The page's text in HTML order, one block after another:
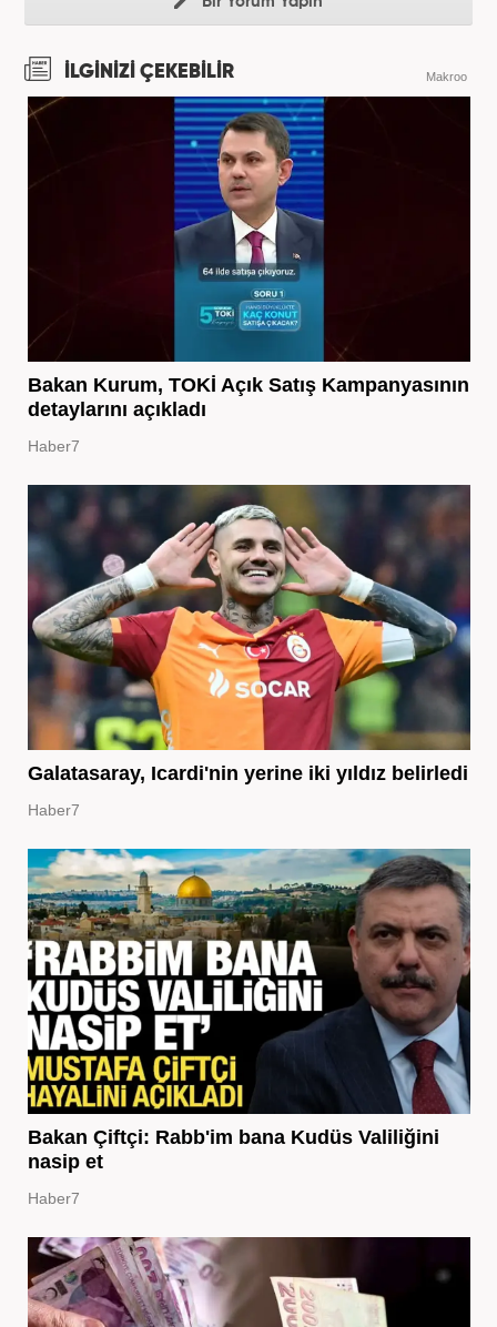
İLGİNİZİ ÇEKEBİLİR Makroo
Bakan Kurum, TOKİ Açık Satış Kampanyasının
detaylarını açıkladı
Haber7
Galatasaray, Icardi'nin yerine iki yıldız belirledi
Haber7
Bakan Çiftçi: Rabb'im bana Kudüs Valiliğini
nasip et
Haber7